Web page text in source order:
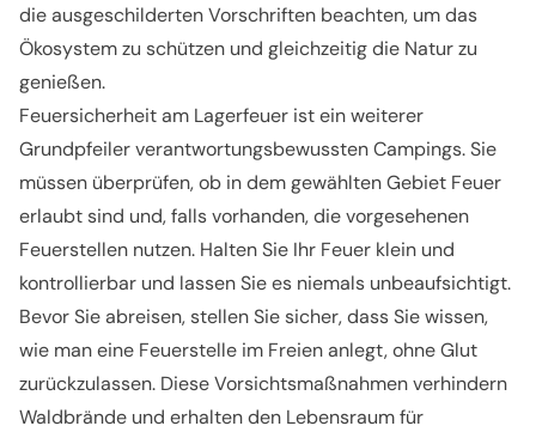
die ausgeschilderten Vorschriften beachten, um das
Ökosystem zu schützen und gleichzeitig die Natur zu
genießen.
Feuersicherheit am Lagerfeuer ist ein weiterer
Grundpfeiler verantwortungsbewussten Campings. Sie
müssen überprüfen, ob in dem gewählten Gebiet Feuer
erlaubt sind und, falls vorhanden, die vorgesehenen
Feuerstellen nutzen. Halten Sie Ihr Feuer klein und
kontrollierbar und lassen Sie es niemals unbeaufsichtigt.
Bevor Sie abreisen, stellen Sie sicher, dass Sie wissen,
wie man eine Feuerstelle im Freien anlegt, ohne Glut
zurückzulassen. Diese Vorsichtsmaßnahmen verhindern
Waldbrände und erhalten den Lebensraum für